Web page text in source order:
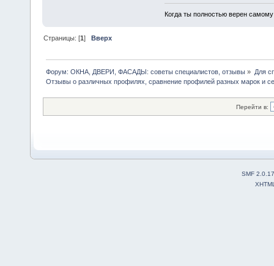
Когда ты полностью верен
Страницы: [1]Вверх
Форум: ОКНА, ДВЕРИ, ФАСАДЫ: советы специалистов, отзывы » Для
Отзывы о различных профилях, сравнение профилей разных марок и
Перейти в:
SMF 2.0.17